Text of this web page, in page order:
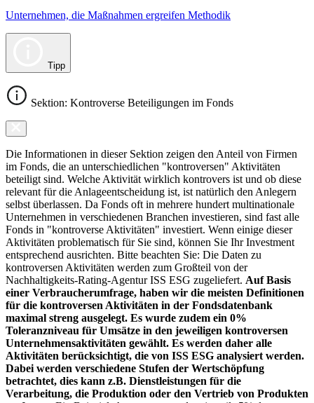
Unternehmen, die Maßnahmen ergreifen Methodik
Tipp
Sektion: Kontroverse Beteiligungen im Fonds
Die Informationen in dieser Sektion zeigen den Anteil von Firmen
im Fonds, die an unterschiedlichen "kontroversen" Aktivitäten
beteiligt sind. Welche Aktivität wirklich kontrovers ist und ob diese
relevant für die Anlageentscheidung ist, ist natürlich den Anlegern
selbst überlassen. Da Fonds oft in mehrere hundert multinationale
Unternehmen in verschiedenen Branchen investieren, sind fast alle
Fonds in "kontroverse Aktivitäten" investiert. Wenn einige dieser
Aktivitäten problematisch für Sie sind, können Sie Ihr Investment
entsprechend ausrichten. Bitte beachten Sie: Die Daten zu
kontroversen Aktivitäten werden zum Großteil von der
Nachhaltigkeits-Rating-Agentur ISS ESG zugeliefert. Auf Basis
einer Verbraucherumfrage, haben wir die meisten Definitionen
für die kontroversen Aktivitäten in der Fondsdatenbank
maximal streng ausgelegt. Es wurde zudem ein 0%
Toleranzniveau für Umsätze in den jeweiligen kontroversen
Unternehmensaktivitäten gewählt. Es werden daher alle
Aktivitäten berücksichtigt, die von ISS ESG analysiert werden.
Dabei werden verschiedene Stufen der Wertschöpfung
betrachtet, dies kann z.B. Dienstleistungen für die
Verarbeitung, die Produktion oder den Vertrieb von Produkten